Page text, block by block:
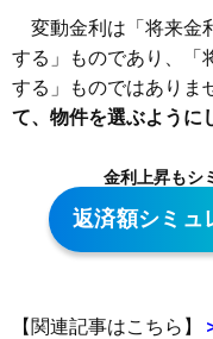
変動金利は「将来金
する」ものであり、「
する」ものではありま
て、物件を選ぶように
金利上昇もシ
返済額シミュ
【関連記事はこちら】